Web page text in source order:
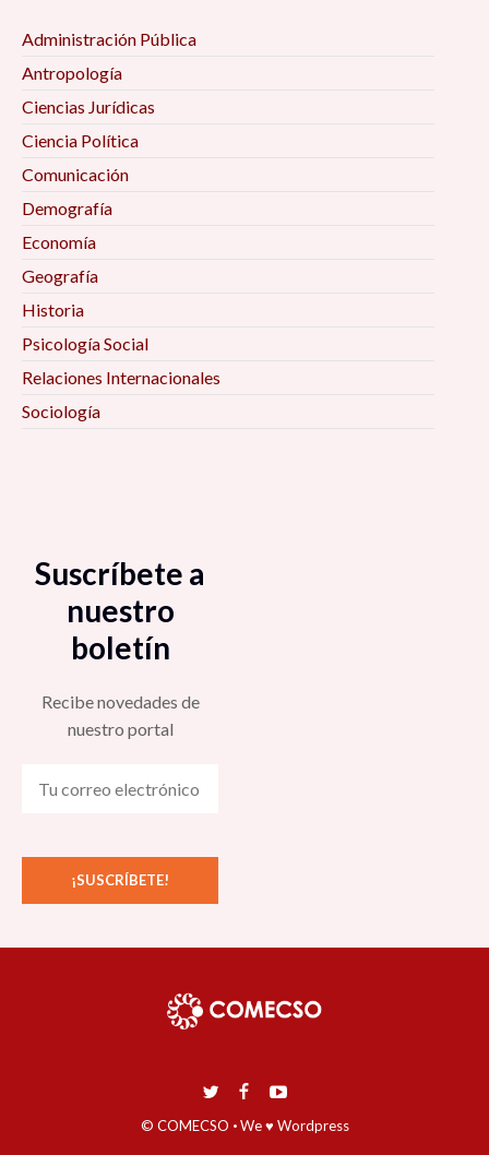
Administración Pública
Antropología
Ciencias Jurídicas
Ciencia Política
Comunicación
Demografía
Economía
Geografía
Historia
Psicología Social
Relaciones Internacionales
Sociología
Suscríbete a
nuestro
boletín
Recibe novedades de
nuestro portal
© COMECSO ·We ♥ Wordpress